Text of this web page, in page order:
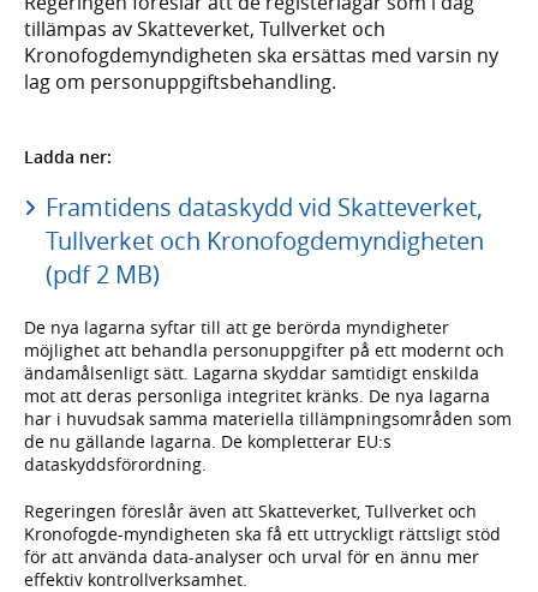
tillämpas av Skatteverket, Tullverket och
Kronofogdemyndigheten ska ersättas med varsin ny
lag om personuppgiftsbehandling.
Ladda ner:
Framtidens dataskydd vid Skatteverket,
Tullverket och Kronofogdemyndigheten
(pdf 2 MB)
De nya lagarna syftar till att ge berörda myndigheter
möjlighet att behandla personuppgifter på ett modernt och
ändamålsenligt sätt. Lagarna skyddar samtidigt enskilda
mot att deras personliga integritet kränks. De nya lagarna
har i huvudsak samma materiella tillämpningsområden som
de nu gällande lagarna. De kompletterar EU:s
dataskyddsförordning.
Regeringen föreslår även att Skatteverket, Tullverket och
Kronofogde-myndigheten ska få ett uttryckligt rättsligt stöd
för att använda data-analyser och urval för en ännu mer
effektiv kontrollverksamhet.